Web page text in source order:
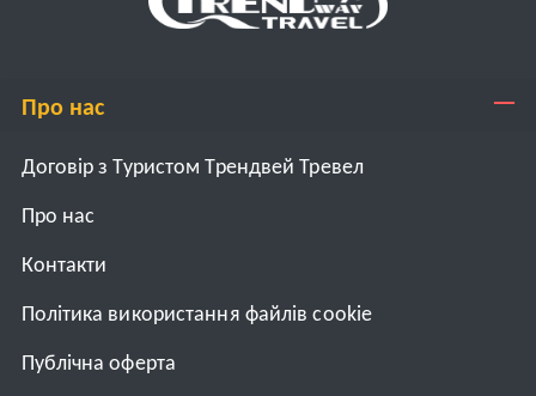
Про нас
Договір з Туристом Трендвей Тревел
Про нас
Контакти
Політика використання файлів cookie
Публічна оферта